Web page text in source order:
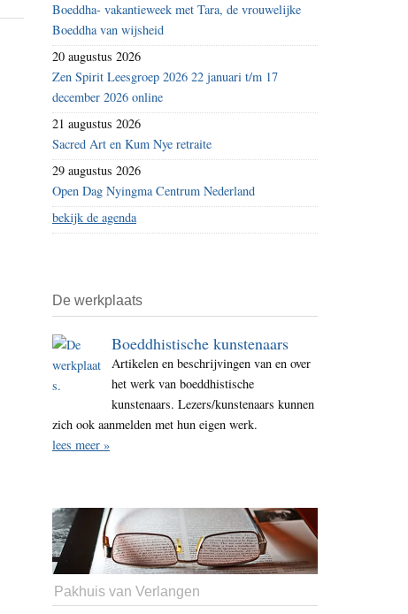
Boeddha- vakantieweek met Tara, de vrouwelijke
Boeddha van wijsheid
20 augustus 2026
Zen Spirit Leesgroep 2026 22 januari t/m 17
december 2026 online
21 augustus 2026
Sacred Art en Kum Nye retraite
29 augustus 2026
Open Dag Nyingma Centrum Nederland
bekijk de agenda
De werkplaats
Boeddhistische kunstenaars
Artikelen en beschrijvingen van en over
het werk van boeddhistische
kunstenaars. Lezers/kunstenaars kunnen
zich ook aanmelden met hun eigen werk.
lees meer »
Pakhuis van Verlangen